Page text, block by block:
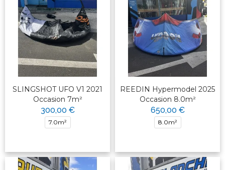
SLINGSHOT UFO V1 2021
Occasion 7m²
300,00 €
7.0m²
REEDIN Hypermodel 2025
Occasion 8.0m²
650,00 €
8.0m²